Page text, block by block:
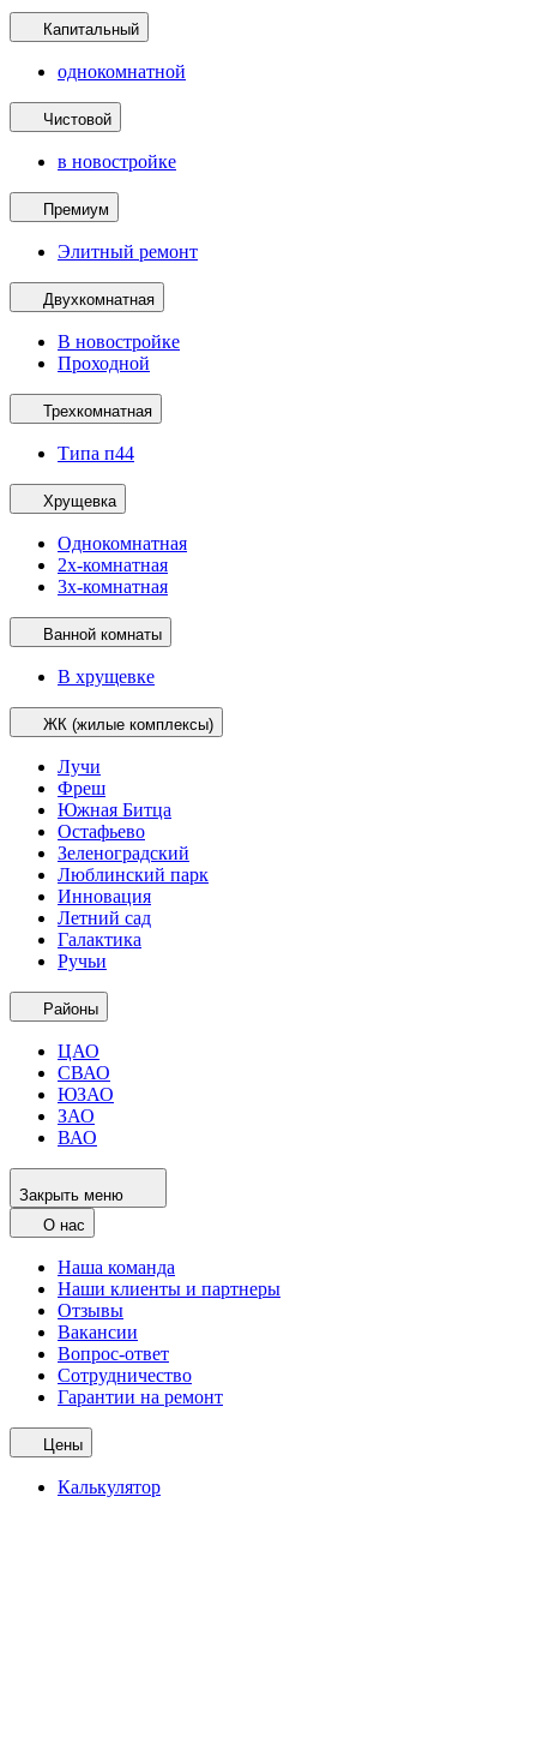
Капитальный
однокомнатной
Чистовой
в новостройке
Премиум
Элитный ремонт
Двухкомнатная
В новостройке
Проходной
Трехкомнатная
Типа п44
Хрущевка
Однокомнатная
2х-комнатная
3х-комнатная
Ванной комнаты
В хрущевке
ЖК (жилые комплексы)
Лучи
Фреш
Южная Битца
Остафьево
Зеленоградский
Люблинский парк
Инновация
Летний сад
Галактика
Ручьи
Районы
ЦАО
СВАО
ЮЗАО
ЗАО
ВАО
Закрыть меню
О нас
Наша команда
Наши клиенты и партнеры
Отзывы
Вакансии
Вопрос-ответ
Сотрудничество
Гарантии на ремонт
Цены
Калькулятор